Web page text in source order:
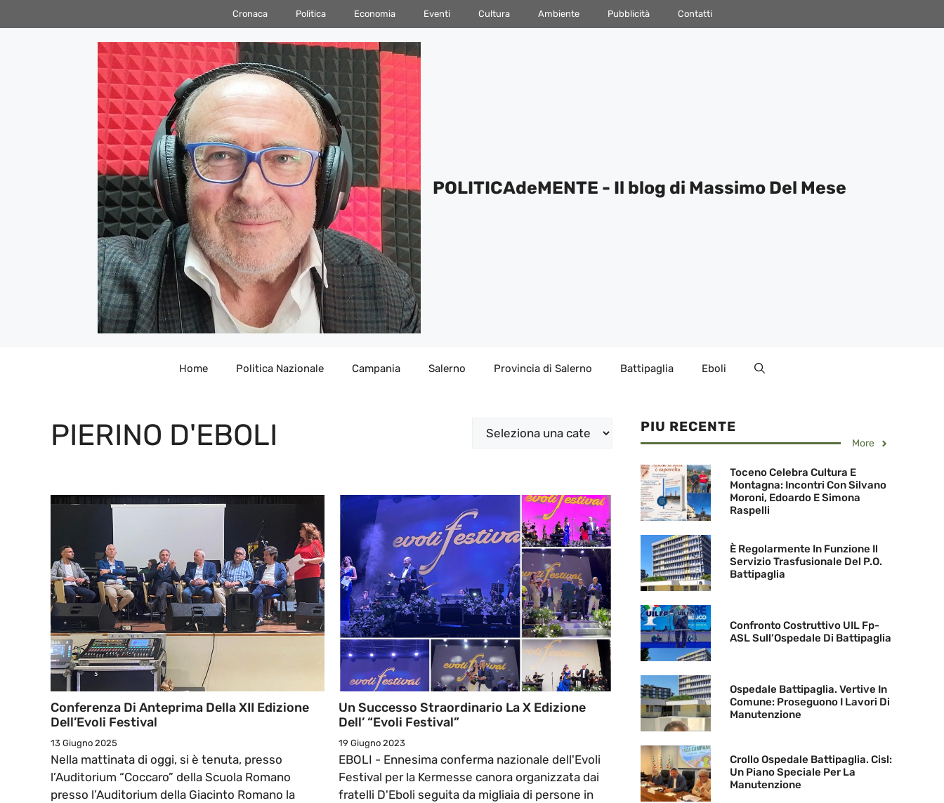
al
Cronaca Politica Economia Eventi Cultura Ambiente Pubblicità Contatti
POLITICAdeMENTE - Il blog di Massimo Del Mese
Home Politica Nazionale Campania Salerno Provincia di Salerno Battipaglia Eboli
PIERINO D'EBOLI Categorie
Conferenza Di Anteprima Della XII Edizione
Dell’Evoli Festival
13 Giugno 2025
Nella mattinata di oggi, si è tenuta, presso
l’Auditorium “Coccaro” della Scuola Romano
presso l’Auditorium della Giacinto Romano la
Un Successo Straordinario La X Edizione
Dell’ “Evoli Festival”
19 Giugno 2023
EBOLI - Ennesima conferma nazionale dell'Evoli
Festival per la Kermesse canora organizzata dai
fratelli D'Eboli seguita da migliaia di persone in
PIU RECENTE
More
Toceno Celebra Cultura E
Montagna: Incontri Con Silvano
Moroni, Edoardo E Simona
Raspelli
È Regolarmente In Funzione Il
Servizio Trasfusionale Del P.O.
Battipaglia
Confronto Costruttivo UIL Fp-
ASL Sull’Ospedale Di Battipaglia
Ospedale Battipaglia. Vertive In
Comune: Proseguono I Lavori Di
Manutenzione
Crollo Ospedale Battipaglia. Cisl:
Un Piano Speciale Per La
Manutenzione